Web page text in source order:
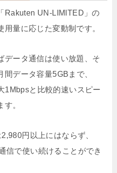
Rakuten UN-LIMITED」の
量に応じた変動制です。
データ通信は使い放題、そ
データ容量5GBまで、
1Mbpsと比較的速いスピー
す。
円以上にはならず、
信で使い続けることができ